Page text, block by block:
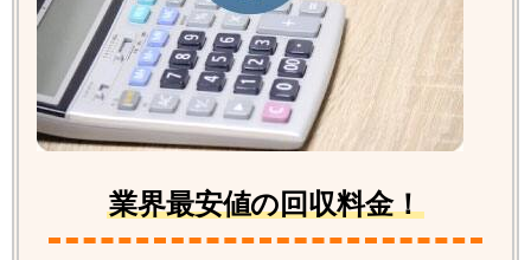
業界最安値の回収料金！